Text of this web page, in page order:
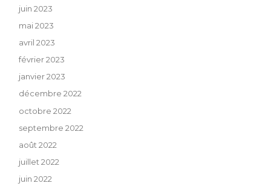
juin 2023
mai 2023
avril 2023
février 2023
janvier 2023
décembre 2022
octobre 2022
septembre 2022
août 2022
juillet 2022
juin 2022